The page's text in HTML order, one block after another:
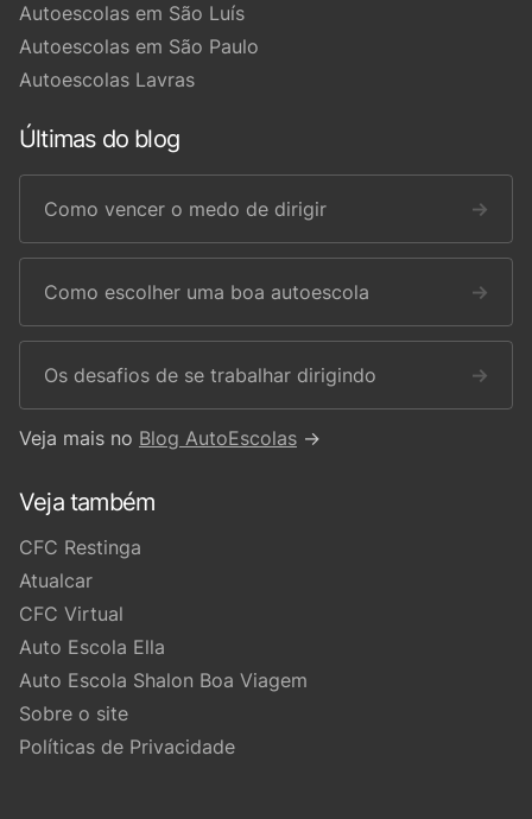
Autoescolas em São Luís
Autoescolas em São Paulo
Autoescolas Lavras
Últimas do blog
Como vencer o medo de dirigir →
Como escolher uma boa autoescola →
Os desafios de se trabalhar dirigindo →
Veja mais no Blog AutoEscolas →
Veja também
CFC Restinga
Atualcar
CFC Virtual
Auto Escola Ella
Auto Escola Shalon Boa Viagem
Sobre o site
Políticas de Privacidade